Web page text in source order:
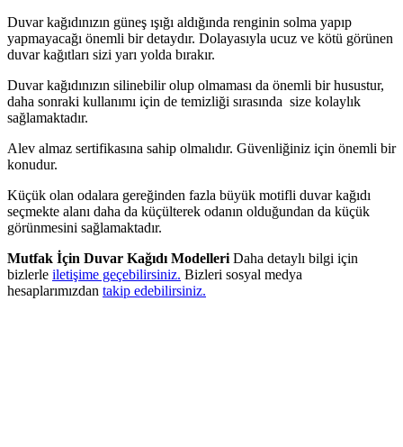
Duvar kağıdınızın güneş ışığı aldığında renginin solma yapıp
yapmayacağı önemli bir detaydır. Dolayasıyla ucuz ve kötü görünen
duvar kağıtları sizi yarı yolda bırakır.
Duvar kağıdınızın silinebilir olup olmaması da önemli bir husustur,
daha sonraki kullanımı için de temizliği sırasında size kolaylık
sağlamaktadır.
Alev almaz sertifikasına sahip olmalıdır. Güvenliğiniz için önemli bir
konudur.
Küçük olan odalara gereğinden fazla büyük motifli duvar kağıdı
seçmekte alanı daha da küçülterek odanın olduğundan da küçük
görünmesini sağlamaktadır.
Mutfak İçin Duvar Kağıdı Modelleri Daha detaylı bilgi için
bizlerle iletişime geçebilirsiniz. Bizleri sosyal medya
hesaplarımızdan takip edebilirsiniz.